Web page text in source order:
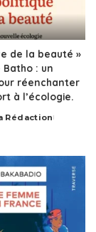
de la beauté »
Batho : un
réenchanter
à l’écologie.
Rédaction